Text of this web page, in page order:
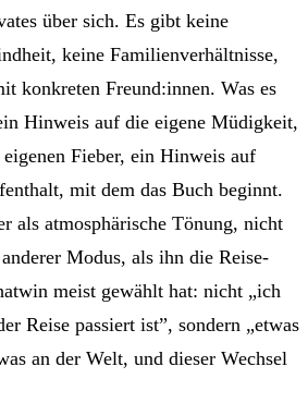
über sich. Es gibt keine
keine Familienverhältnisse,
konkreten Freund:innen. Was es
Hinweis auf die eigene Müdigkeit,
Fieber, ein Hinweis auf
mit dem das Buch beginnt.
als atmosphärische Tönung, nicht
Modus, als ihn die Reise­
meist gewählt hat: nicht „ich
Reise passiert ist”, sondern „etwas
an der Welt, und dieser Wechsel